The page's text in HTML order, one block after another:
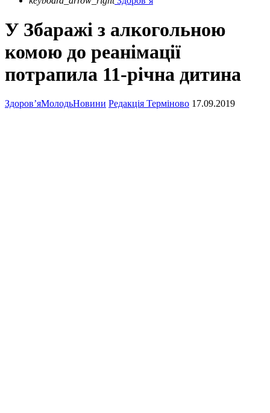
У Збаражі з алкогольною
комою до реанімації
потрапила 11-річна дитина
Здоров’яМолодьНовини Редакція Терміново 17.09.2019